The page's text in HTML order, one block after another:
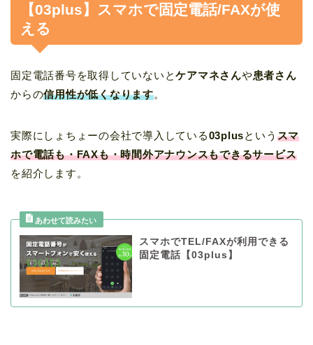
【03plus】スマホで固定電話/FAXが使
える
固定電話番号を取得していないとケアマネさんや患者さん
からの信用性が低くなります。
実際にしょちょーの会社で導入している03plusという スマ
ホで電話も・FAXも・時間外アナウンスもできるサービス
を紹介します。
スマホでTEL/FAXが利用できる
固定電話【03plus】